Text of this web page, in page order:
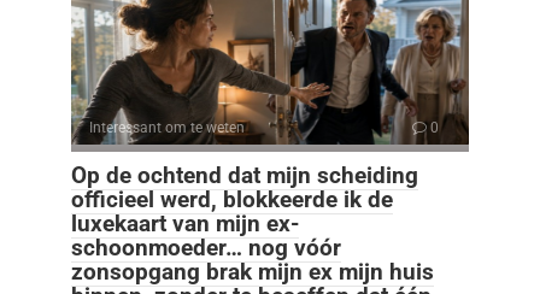
Interessant om te weten 0
Op de ochtend dat mijn scheiding
officieel werd, blokkeerde ik de
luxekaart van mijn ex-
schoonmoeder… nog vóór
zonsopgang brak mijn ex mijn huis